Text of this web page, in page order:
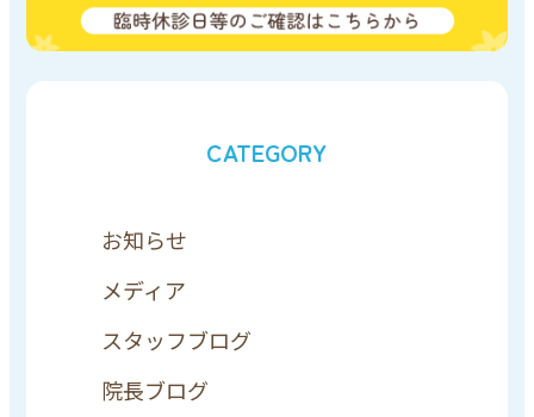
CATEGORY
お知らせ
メディア
スタッフブログ
院長ブログ